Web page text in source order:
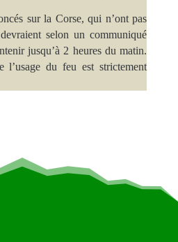
sur la Corse, qui n’ont pas
selon un communiqué
jusqu’à 2 heures du matin.
l’usage du feu est strictement